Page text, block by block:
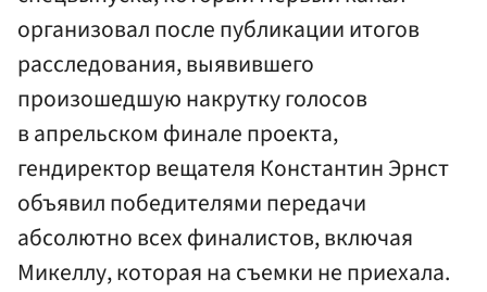
организовал после публикации итогов
расследования, выявившего
произошедшую накрутку голосов
в апрельском финале проекта,
гендиректор вещателя Константин Эрнст
объявил победителями передачи
абсолютно всех финалистов, включая
Микеллу, которая на съемки не приехала.